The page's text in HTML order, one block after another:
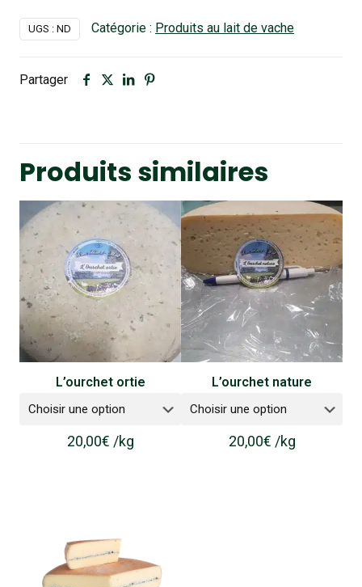
UGS : ND Catégorie : Produits au lait de vache
Partager
Produits similaires
L’ourchet ortie
20,00€ /kg
L’ourchet nature
20,00€ /kg